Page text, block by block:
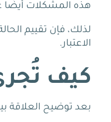
هذه المشكلات أيضًا
لذلك، فإن تقييم
الاعتبار.
كيف
بعد توضيح العلاقة